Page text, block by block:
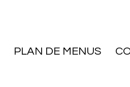
PLAN DE MENUS